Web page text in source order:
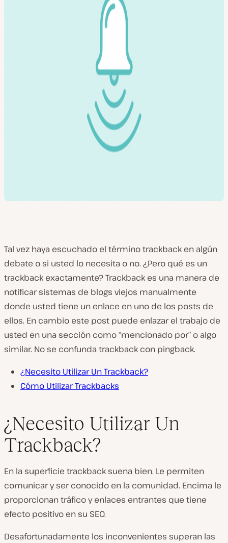
Tal vez haya escuchado el término trackback en algún
debate o si usted lo necesita o no. ¿Pero qué es un
trackback exactamente? Trackback es una manera de
notificar sistemas de blogs viejos manualmente
donde usted tiene un enlace en uno de los posts de
ellos. En cambio este post puede enlazar el trabajo de
usted en una sección como “mencionado por” o algo
similar. No se confunda trackback con pingback.
¿Necesito Utilizar Un Trackback?
Cómo Utilizar Trackbacks
¿Necesito Utilizar Un
Trackback?
En la superficie trackback suena bien. Le permiten
comunicar y ser conocido en la comunidad. Encima le
proporcionan tráfico y enlaces entrantes que tiene
efecto positivo en su SEO.
Desafortunadamente los inconvenientes superan las